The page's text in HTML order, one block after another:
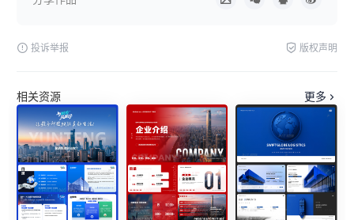
投诉举报 版权声明
相关资源 更多